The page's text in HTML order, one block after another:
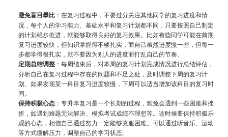
避免盲目攀比：在复习过程中，不要过分关注其他同学的复习进度和情
况，每个人的学习能力、基础水平和复习计划都不同，只要按照自己制定
的计划稳步推进，就能够取得良好的复习效果。比如有些同学可能在前期
复习进度较快，但知识掌握得不够扎实，而自己虽然进度慢一些，但每一
步都学得很扎实，就不要因为别人的进度而打乱自己的节奏。
定期总结调整：每周结束后，对本周的复习计划完成情况进行总结评估，
分析自己在复习过程中存在的问题和不足之处，及时调整下周的复习计
划。如果发现某一科目复习进度较慢，下周可以适当增加该科目的复习时
间。
保持积极心态：专升本复习是一个长期的过程，难免会遇到一些困难和挫
折，如遇到难题无法解决、模拟考试成绩不理想等。这时候要保持积极乐
观的心态，相信自己通过努力一定能够克服困难。可以通过听音乐、运动
等方式缓解压力，调整自己的学习状态。